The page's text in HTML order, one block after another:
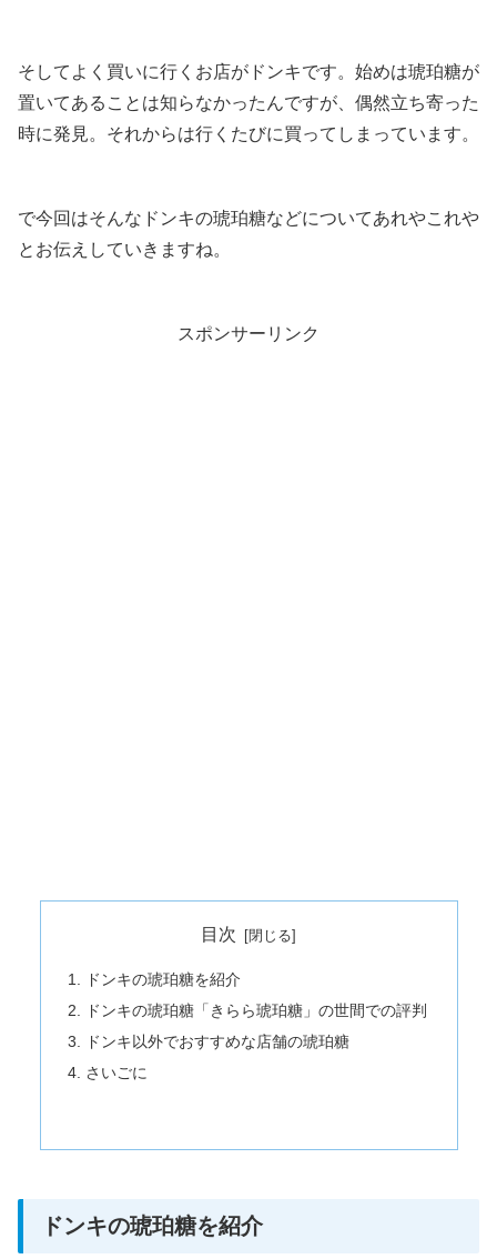
そしてよく買いに行くお店がドンキです。始めは琥珀糖が
置いてあることは知らなかったんですが、偶然立ち寄った
時に発見。それからは行くたびに買ってしまっています。
で今回はそんなドンキの琥珀糖などについてあれやこれや
とお伝えしていきますね。
スポンサーリンク
目次
ドンキの琥珀糖を紹介
ドンキの琥珀糖「きらら琥珀糖」の世間での評判
ドンキ以外でおすすめな店舗の琥珀糖
さいごに
ドンキの琥珀糖を紹介